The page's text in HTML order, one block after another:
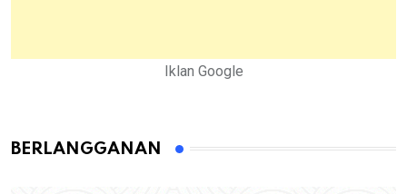
Iklan Google
BERLANGGANAN